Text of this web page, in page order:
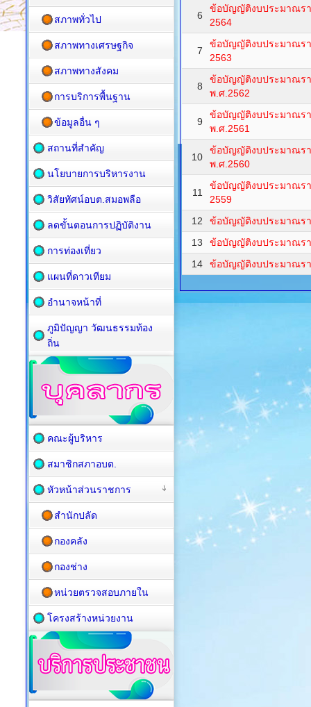
6
ข้อบัญญัติงบประมาณร
2564
7
ข้อบัญญัติงบประมาณร
2563
8
ข้อบัญญัติงบประมาณร
พ.ศ.2562
9
ข้อบัญญัติงบประมาณร
พ.ศ.2561
10
ข้อบัญญัติงบประมาณร
พ.ศ.2560
11
ข้อบัญญัติงบประมาณร
2559
12
ข้อบัญญัติงบประมาณรา
13
ข้อบัญญัติงบประมาณรา
14
ข้อบัญญัติงบประมาณรา
สภาพทั่วไป
สภาพทางเศรษฐกิจ
สภาพทางสังคม
การบริการพื้นฐาน
ข้อมูลอื่น ๆ
สถานที่สำคัญ
นโยบายการบริหารงาน
วิสัยทัศน์อบต.สมอพลือ
ลดขั้นตอนการปฏิบัติงาน
การท่องเที่ยว
แผนที่ดาวเทียม
อำนาจหน้าที่
ภูมิปัญญา วัฒนธรรมท้อง
ถิ่น
คณะผู้บริหาร
สมาชิกสภาอบต.
หัวหน้าส่วนราชการ
สำนักปลัด
กองคลัง
กองช่าง
หน่วยตรวจสอบภายใน
โครงสร้างหน่วยงาน